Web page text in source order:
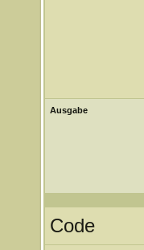
Ausgabe
Code